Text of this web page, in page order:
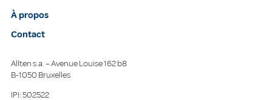
À propos
Contact
Allten s.a. – Avenue Louise 162 b8
B-1050 Bruxelles
IPI: 502522